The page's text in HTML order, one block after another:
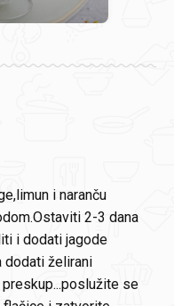
i naranču
2-3 dana
i dodati jagode
dodati želirani
se